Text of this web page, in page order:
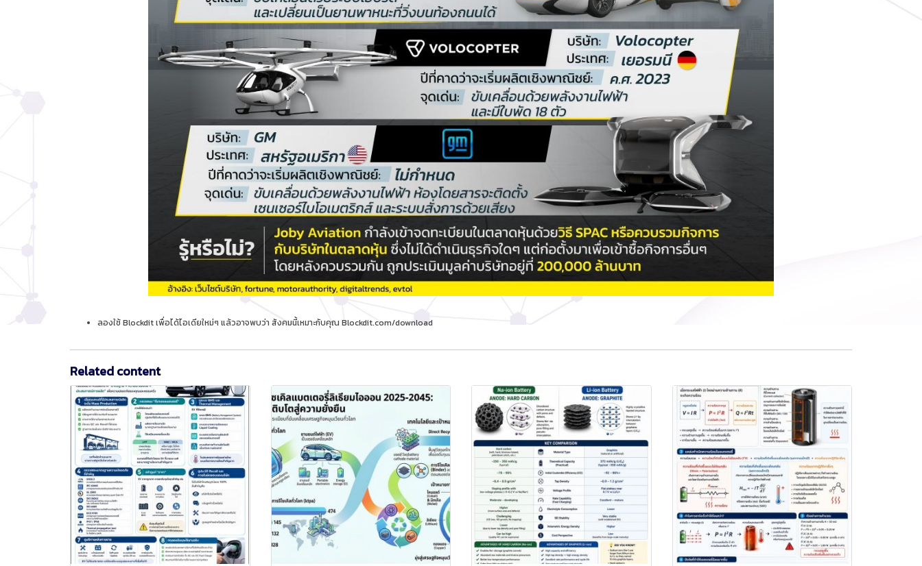
ลองใช้ Blockdit เพื่อได้ไอเดียใหม่ๆ แล้วอาจพบว่า สังคมนี้เหมาะกับคุณ Blockdit.com/download
Related content